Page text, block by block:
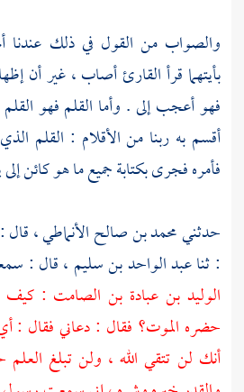
والصواب من القول في ذلك عندنا
بأيتهما قرأ القارئ أصاب ، غير أن
فهو أعجب إلى . وأما القلم فهو
أقسم به ربنا من الأقلام : القلم
فأمره فجرى بكتابة جميع ما هو كائن إلى
حدثنيمحمد بن صالح الأنماطي ،قال
: ثناعبد الواحد بن سليم ،قال :
الوليد بن عبادة بن الصامت : كيف
حضره الموت؟ فقال : دعاني فقال :
أنك لن تتقي الله ، ولن تبلغ